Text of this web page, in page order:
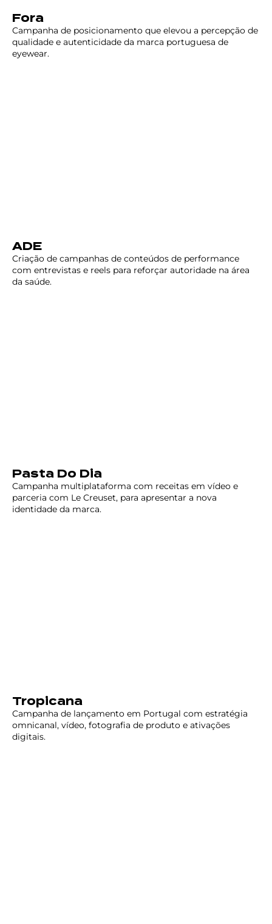
Fora
Campanha de posicionamento que elevou a percepção de
qualidade e autenticidade da marca portuguesa de
eyewear.
ADE
Criação de campanhas de conteúdos de performance
com entrevistas e reels para reforçar autoridade na área
da saúde.
Pasta Do Dia
Campanha multiplataforma com receitas em vídeo e
parceria com Le Creuset, para apresentar a nova
identidade da marca.
Tropicana
Campanha de lançamento em Portugal com estratégia
omnicanal, vídeo, fotografia de produto e ativações
digitais.